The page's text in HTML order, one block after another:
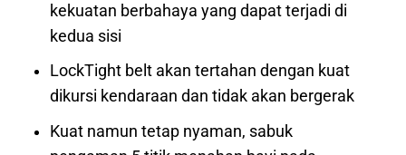
kekuatan berbahaya yang dapat terjadi di
kedua sisi
LockTight belt akan tertahan dengan kuat
dikursi kendaraan dan tidak akan bergerak
Kuat namun tetap nyaman, sabuk